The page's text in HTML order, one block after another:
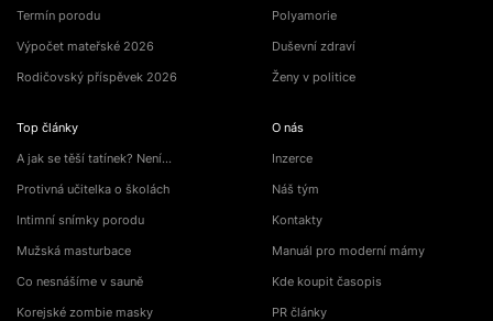
Termín porodu
Výpočet mateřské 2026
Rodičovský příspěvek 2026
Top články
A jak se těší tatínek? Není…
Protivná učitelka o školách
Intimní snímky porodu
Mužská masturbace
Co nesnášíme v sauně
Korejské zombie masky
Polyamorie
Duševní zdraví
Ženy v politice
O nás
Inzerce
Náš tým
Kontakty
Manuál pro moderní mámy
Kde koupit časopis
PR články